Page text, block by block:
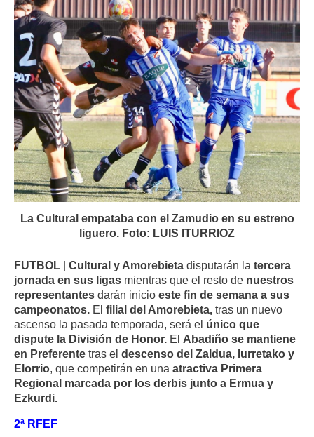
La Cultural empataba con el Zamudio en su estreno
liguero. Foto: LUIS ITURRIOZ
FUTBOL | Cultural y Amorebieta disputarán la tercera
jornada en sus ligas mientras que el resto de nuestros
representantes darán inicio este fin de semana a sus
campeonatos. El filial del Amorebieta, tras un nuevo
ascenso la pasada temporada, será el único que
dispute la División de Honor. El Abadiño se mantiene
en Preferente tras el descenso del Zaldua, Iurretako y
Elorrio, que competirán en una atractiva Primera
Regional marcada por los derbis junto a Ermua y
Ezkurdi.
2ª RFEF